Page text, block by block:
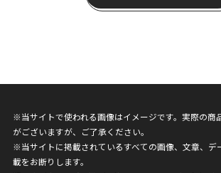
※当サイトで使われる画像はイメージです。実際の商
がございますが、ご了承ください。
※当サイトに掲載されているすべての画像、文章、デ
載をお断りします。